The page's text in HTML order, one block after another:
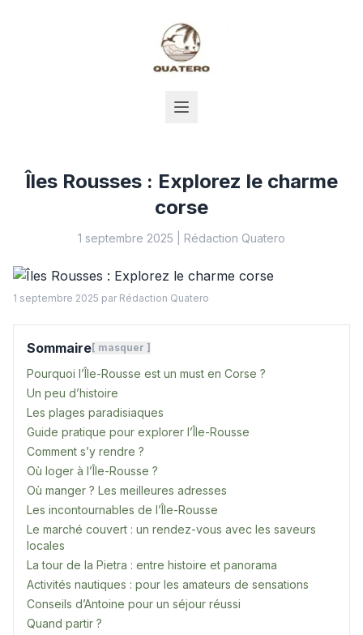
Îles Rousses : Explorez le charme
corse
1 septembre 2025 Rédaction Quatero
1 septembre 2025 par Rédaction Quatero
Sommaire [ masquer ]
Pourquoi l’Île-Rousse est un must en Corse ?
Un peu d’histoire
Les plages paradisiaques
Guide pratique pour explorer l’Île-Rousse
Comment s’y rendre ?
Où loger à l’Île-Rousse ?
Où manger ? Les meilleures adresses
Les incontournables de l’Île-Rousse
Le marché couvert : un rendez-vous avec les saveurs
locales
La tour de la Pietra : entre histoire et panorama
Activités nautiques : pour les amateurs de sensations
Conseils d’Antoine pour un séjour réussi
Quand partir ?